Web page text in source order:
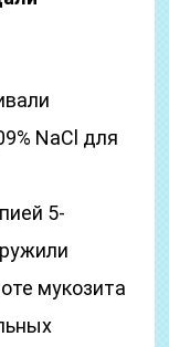
NaCl для
5-
мукозита